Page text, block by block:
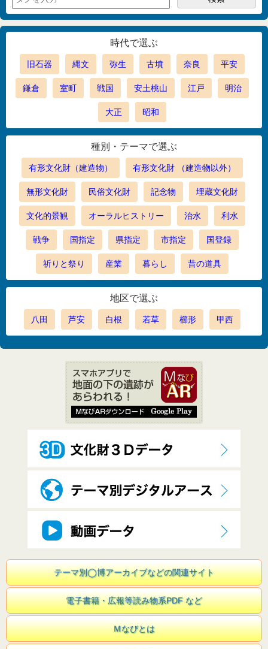
時代で選ぶ
旧石器 縄文 弥生 古墳 奈良 平安
鎌倉 室町 戦国 安土桃山 江戸 明治
大正 昭和
種別・テーマで選ぶ
有形文化財（建造物） 有形文化財 （建造物以外）
無形文化財 民俗文化財 記念物 埋蔵文化財
文化的景観 オーラルヒストリー 治水 利水
戦争 国指定 県指定 市指定 国登録
祈りと祭り 産業 暮らし 昔の道具
地区で選ぶ
八田 芦安 白根 若草 櫛形 甲西
テーマ別◯博アーカイブなどの関連サイト
電子書籍・広報等読み物系PDF など
Ｍなびとは